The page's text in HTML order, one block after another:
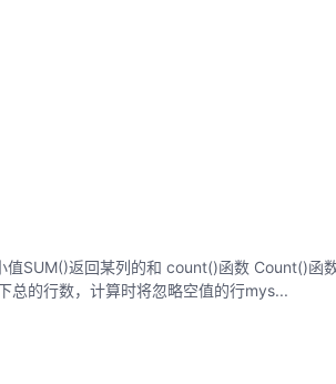
SUM()返回某列的和 count()函数​ Count()函
总的行数，计算时将忽略空值的行mys...